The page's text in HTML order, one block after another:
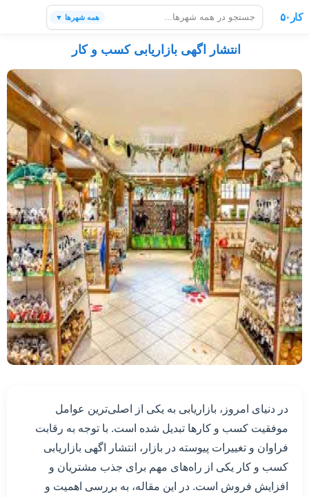
کار۵۰ همه شهرها ▼
انتشار اگهی بازاریابی کسب و کار
در دنیای امروز، بازاریابی به یکی از اصلی‌ترین عوامل
موفقیت کسب و کارها تبدیل شده است. با توجه به رقابت
فراوان و تغییرات پیوسته در بازار، انتشار اگهی بازاریابی
کسب و کار یکی از راه‌های مهم برای جذب مشتریان و
افزایش فروش است. در این مقاله، به بررسی اهمیت و